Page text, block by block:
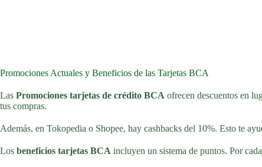
Promociones Actuales y Beneficios de las Tarjetas BCA
Las Promociones tarjetas de crédito BCA ofrecen descuentos en
tus compras.
Además, en Tokopedia o Shopee, hay cashbacks del 10%. Esto te
Los beneficios tarjetas BCA incluyen un sistema de puntos. Por